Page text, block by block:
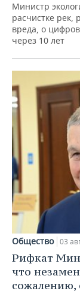
Министр
расчистке рек,
вреда, о
через 10 лет
Общество 03
Рифкат
что